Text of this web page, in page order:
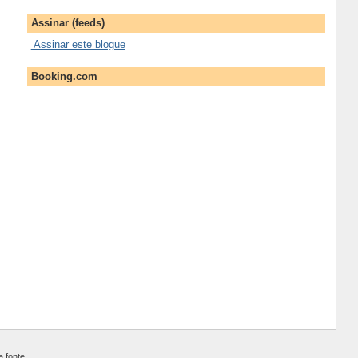
Assinar (feeds)
Assinar este blogue
Booking.com